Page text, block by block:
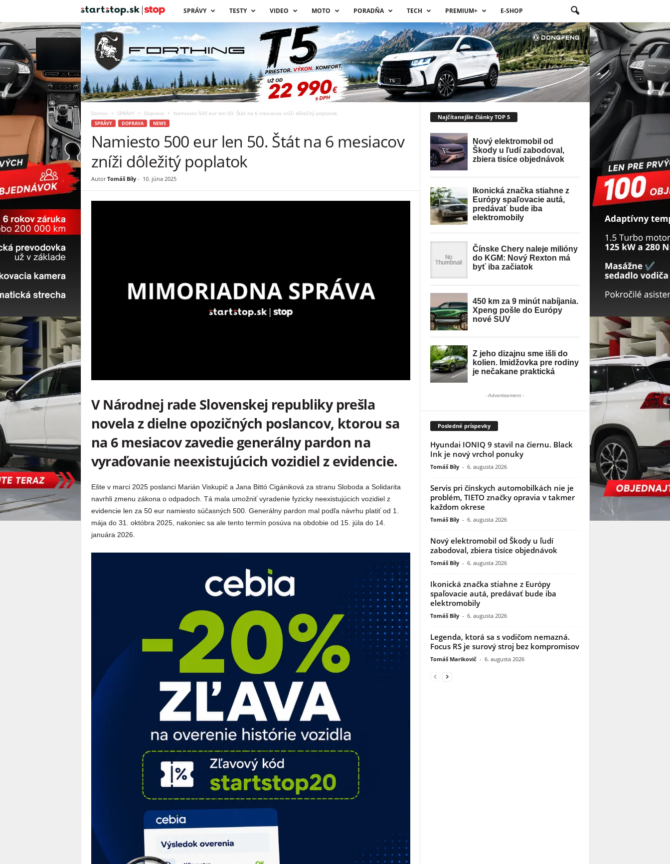
a
r
t
o
SPRÁVY TESTY VIDEO MOTO PORADŇA TECH PREMIUM+ E-SHOP
Domov SPRÁVY Doprava Namiesto 500 eur len 50. Štát na 6 mesiacov zníži dôležitý poplatok
SPRÁVY DOPRAVA NEWS
Namiesto 500 eur len 50. Štát na 6 mesiacov
zníži dôležitý poplatok
Autor Tomáš Bíly- 10. júna 2025
V Národnej rade Slovenskej republiky prešla
novela z dielne opozičných poslancov, ktorou sa
na 6 mesiacov zavedie generálny pardon na
vyraďovanie neexistujúcich vozidiel z evidencie.
Ešte v marci 2025 poslanci Marián Viskupič a Jana Bittó Cigániková za stranu Sloboda a Solidarita
navrhli zmenu zákona o odpadoch. Tá mala umožniť vyradenie fyzicky neexistujúcich vozidiel z
evidencie len za 50 eur namiesto súčasných 500. Generálny pardon mal podľa návrhu platiť od 1.
mája do 31. októbra 2025, nakoniec sa ale tento termín posúva na obdobie od 15. júla do 14.
januára 2026.
Najčítanejšie články TOP 5
- Advertisement -
Posledné príspevky
Hyundai IONIQ 9 stavil na čiernu. Black
Ink je nový vrchol ponuky
Tomáš Bíly - 6. augusta 2026
Servis pri čínskych automobilkách nie je
problém, TIETO značky opravia v takmer
každom okrese
Tomáš Bíly - 6. augusta 2026
Nový elektromobil od Škody u ľudí
zabodoval, zbiera tisíce objednávok
Tomáš Bíly - 6. augusta 2026
Ikonická značka stiahne z Európy
spaľovacie autá, predávať bude iba
elektromobily
Tomáš Bíly - 6. augusta 2026
Legenda, ktorá sa s vodičom nemazná.
Focus RS je surový stroj bez kompromisov
Tomáš Marikovič - 6. augusta 2026